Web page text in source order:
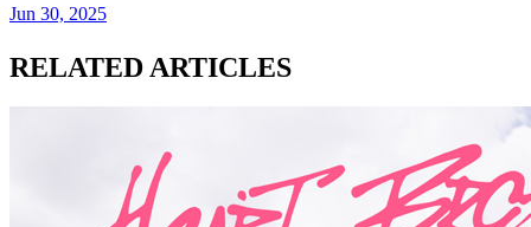
Jun 30, 2025
RELATED ARTICLES